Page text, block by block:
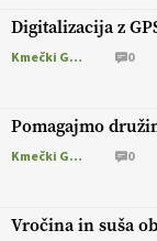
Digitalizacija z
Kmečki Glas 0
Pomagajmo
Kmečki Glas 0
Vročina in suša